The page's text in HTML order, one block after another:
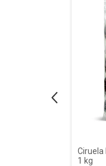
Ciruela
1 kg